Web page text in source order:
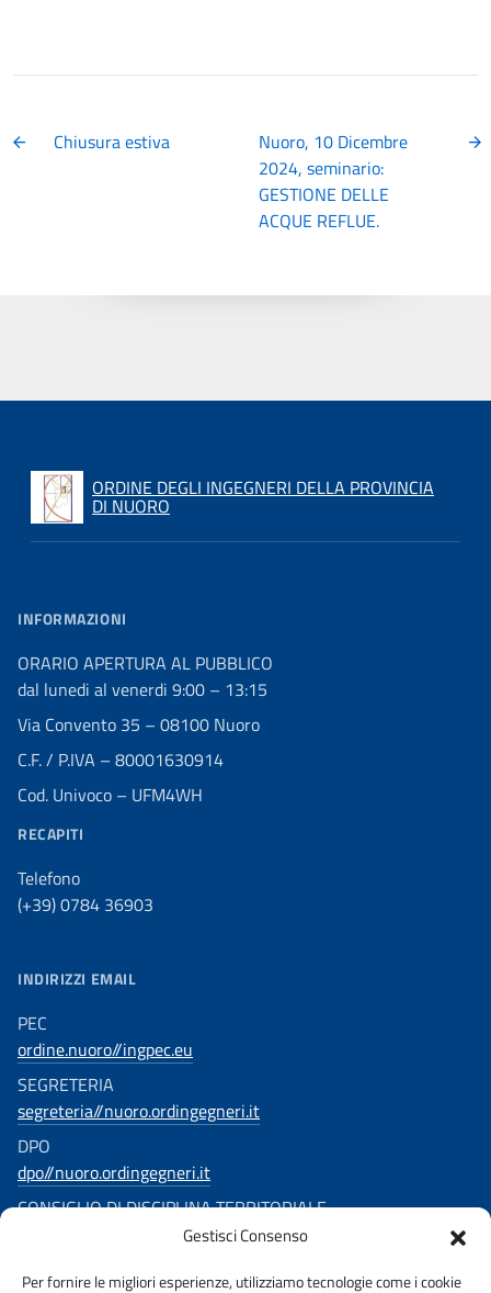
Gestisci Consenso
Per fornire le migliori esperienze, utilizziamo tecnologie come i cookie
Chiusura estiva
Nuoro, 10 Dicembre
2024, seminario:
GESTIONE DELLE
ACQUE REFLUE.
ORDINE DEGLI INGEGNERI DELLA PROVINCIA
DI NUORO
INFORMAZIONI
ORARIO APERTURA AL PUBBLICO
dal lunedi al venerdi 9:00 – 13:15
Via Convento 35 – 08100 Nuoro
C.F. / P.IVA – 80001630914
Cod. Univoco – UFM4WH
RECAPITI
Telefono
(+39) 0784 36903
INDIRIZZI EMAIL
PEC
ordine.nuoro//ingpec.eu
SEGRETERIA
segreteria//nuoro.ordingegneri.it
DPO
dpo//nuoro.ordingegneri.it
CONSIGLIO DI DISCIPLINA TERRITORIALE
consigliodisciplina.ingegnerinuoro//ingpec.eu
SEGUICI SU